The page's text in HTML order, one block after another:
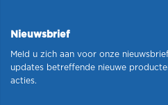
Nieuwsbrief
Meld u zich aan voor onze
updates betreffende nieuwe
acties.